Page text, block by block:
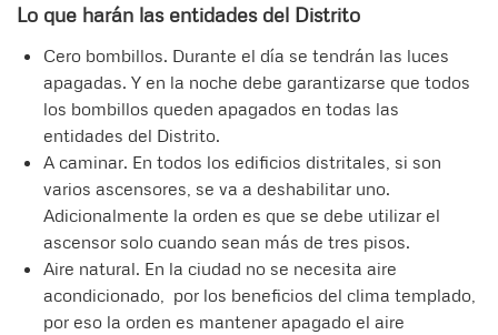
Lo que harán las entidades del Distrito
Cero bombillos. Durante el día se tendrán las luces
apagadas. Y en la noche debe garantizarse que todos
los bombillos queden apagados en todas las
entidades del Distrito.
A caminar. En todos los edificios distritales, si son
varios ascensores, se va a deshabilitar uno.
Adicionalmente la orden es que se debe utilizar el
ascensor solo cuando sean más de tres pisos.
Aire natural. En la ciudad no se necesita aire
acondicionado, por los beneficios del clima templado,
por eso la orden es mantener apagado el aire